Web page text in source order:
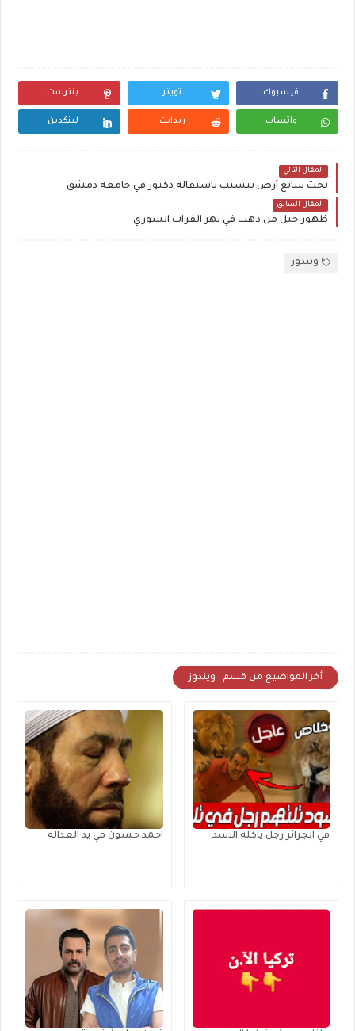
فيسبوك تويتر بنترست
واتساب ريدايت لينكدين
المقال التالي
تحت سابع أرض يتسبب باستقالة دكتور في جامعة دمشق
المقال السابق
ظهور جبل من ذهب في نهر الفرات السوري
ويندوز
أخر المواضيع من قسم : ويندوز
في الجزائر رجل ياكله الاسد احمد حسون في يد العدالة